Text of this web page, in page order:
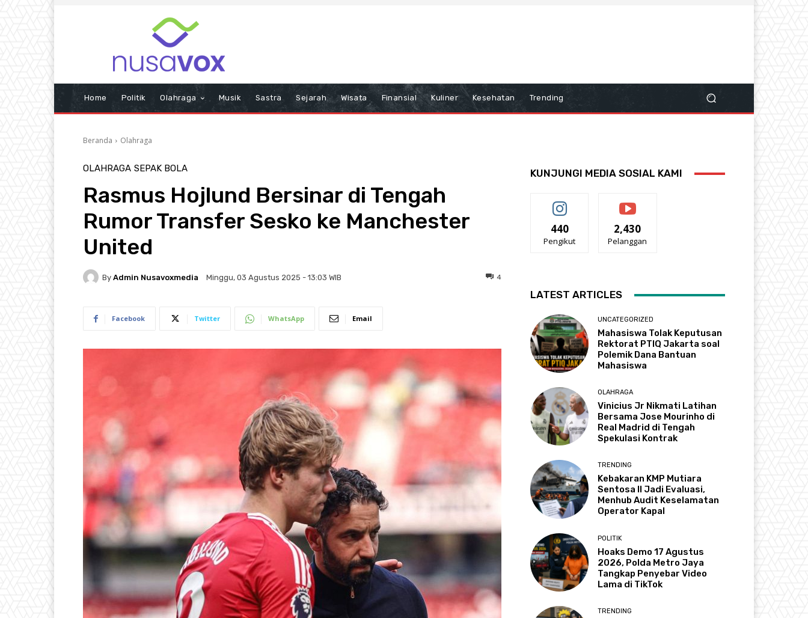
Home Politik Olahraga Musik Sastra Sejarah Wisata Finansial Kuliner Kesehatan Trending
Beranda Olahraga
OLAHRAGA SEPAK BOLA
Rasmus Hojlund Bersinar di Tengah
Rumor Transfer Sesko ke Manchester
United
By Admin Nusavoxmedia Minggu, 03 Agustus 2025 - 13:03 WIB 4
Facebook Twitter WhatsApp Email
KUNJUNGI MEDIA SOSIAL KAMI
440
Pengikut
2,430
Pelanggan
LATEST ARTICLES
UNCATEGORIZED
Mahasiswa Tolak Keputusan
Rektorat PTIQ Jakarta soal
Polemik Dana Bantuan
Mahasiswa
OLAHRAGA
Vinicius Jr Nikmati Latihan
Bersama Jose Mourinho di
Real Madrid di Tengah
Spekulasi Kontrak
TRENDING
Kebakaran KMP Mutiara
Sentosa II Jadi Evaluasi,
Menhub Audit Keselamatan
Operator Kapal
POLITIK
Hoaks Demo 17 Agustus
2026, Polda Metro Jaya
Tangkap Penyebar Video
Lama di TikTok
TRENDING